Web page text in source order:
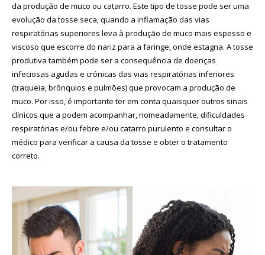
da produção de muco ou catarro. Este tipo de tosse pode ser uma
evolução da tosse seca, quando a inflamação das vias
respiratórias superiores leva à produção de muco mais espesso e
viscoso que escorre do nariz para a faringe, onde estagna. A tosse
produtiva também pode ser a consequência de doenças
infeciosas agudas e crónicas das vias respiratórias inferiores
(traqueia, brônquios e pulmões) que provocam a produção de
muco. Por isso, é importante ter em conta quaisquer outros sinais
clínicos que a podem acompanhar, nomeadamente, dificuldades
respiratórias e/ou febre e/ou catarro purulento e consultar o
médico para verificar a causa da tosse e obter o tratamento
correto.